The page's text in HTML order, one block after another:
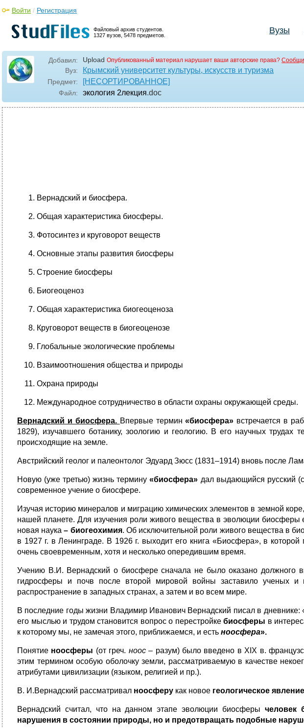
Файловый архив студентов.
1327 вузов, 5478 предметов.
Войти / Регистрация
Вузы
Добавил: Upload Опубликованный материал нарушает ваши авторские права?
Вуз: Крымский университет культуры, искусств и туризма
Предмет: [НЕСОРТИРОВАННОЕ]
Файл: экология 2лекция.doc
Вернадский и биосфера.
Общая характеристика биосферы.
Фотосинтез и круговорот веществ
Основные этапы развития биосферы
Строение биосферы
Биогеоценоз
Общая характеристика биогеоценоза
Круговорот веществ в биогеоценозе
Глобальные экологические проблемы
Взаимоотношения общества и природы
Охрана природы
Международное сотрудничество в области охраны окружающей среды.
Вернадский и биосфера. Впервые термин«биосфера» встречается в
1829), изучавшего ботанику, зоологию и геологию. В его научных
происходящие на земле.
Австрийский геолог и палеонтолог Эдуард Зюсс (1831–1914) вновь после
Новую (уже третью) жизнь термину«биосфера» дал выдающийся русский
современное учение о биосфере.
Изучая историю минералов и миграцию химических элементов в земной
нашей планете. Для изучения роли живого вещества в эволюции биосферы
новая наука– биогеохимия. Об исключительной роли живого вещества в
в 1927 г. в Ленинграде. В 1926 г. выходит его книга «Биосфера», в
очень своевременным, хотя и несколько опередившим время.
Учению В.И. Вернадский о биосфере сначала не было оказано должного
гидросферы и почв после второй мировой войны заставило ученых и
распространение в западных странах, а затем и во всем мире.
В последние годы жизни Владимир Иванович Вернадский писал в дневнике:
его мыслью и трудом становится вопрос о перестройке биосферы в
к которому мы, не замечая этого, приближаемся, и есть ноосфера».
Понятие ноосферы (от греч. ноос– разум) было введено в XIX в.
этим термином особую оболочку земли, рассматриваемую в качестве
атрибутами цивилизации (языком, религией и пр.).
В. И.Вернадский рассматривал ноосферу как новое геологическое явление
Вернадский считал, что на данном этапе эволюции биосферы человек
нарушения в состоянии природы, но и предотвращать подобные